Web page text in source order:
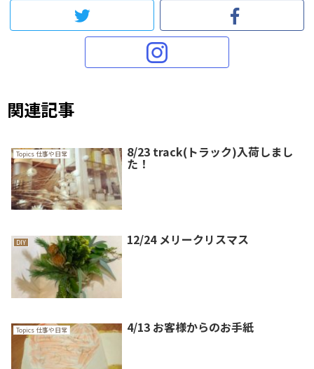
関連記事
Topics 仕事や日常 8/23 track(トラック)入荷しまし
た！
DIY 12/24 メリークリスマス
Topics 仕事や日常 4/13 お客様からのお手紙